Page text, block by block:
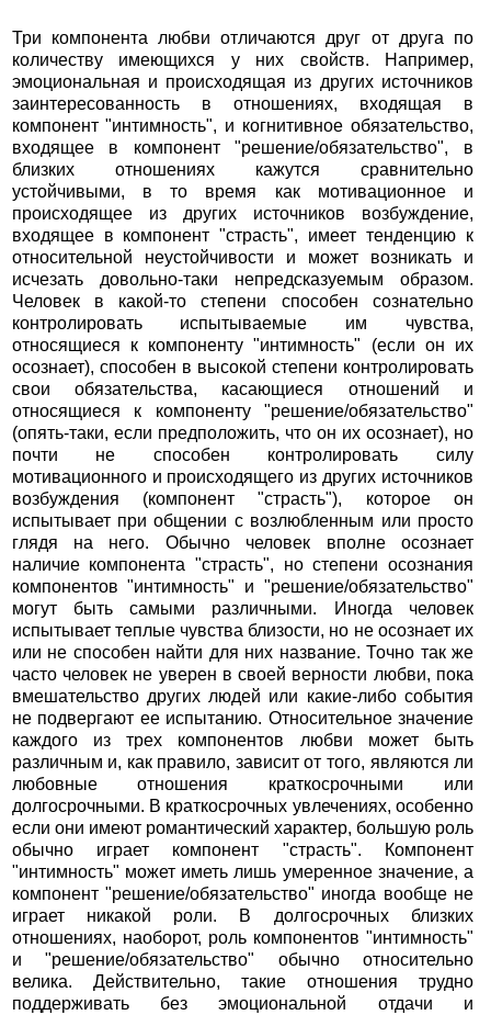
Три компонента любви отличаются друг от друга по
количеству имеющихся у них свойств. Например,
эмоциональная и происходящая из других источников
заинтересованность в отношениях, входящая в
компонент "интимность", и когнитивное обязательство,
входящее в компонент "решение/обязательство", в
близких отношениях кажутся сравнительно
устойчивыми, в то время как мотивационное и
происходящее из других источников возбуждение,
входящее в компонент "страсть", имеет тенденцию к
относительной неустойчивости и может возникать и
исчезать довольно-таки непредсказуемым образом.
Человек в какой-то степени способен сознательно
контролировать испытываемые им чувства,
относящиеся к компоненту "интимность" (если он их
осознает), способен в высокой степени контролировать
свои обязательства, касающиеся отношений и
относящиеся к компоненту "решение/обязательство"
(опять-таки, если предположить, что он их осознает), но
почти не способен контролировать силу
мотивационного и происходящего из других источников
возбуждения (компонент "страсть"), которое он
испытывает при общении с возлюбленным или просто
глядя на него. Обычно человек вполне осознает
наличие компонента "страсть", но степени осознания
компонентов "интимность" и "решение/обязательство"
могут быть самыми различными. Иногда человек
испытывает теплые чувства близости, но не осознает их
или не способен найти для них название. Точно так же
часто человек не уверен в своей верности любви, пока
вмешательство других людей или какие-либо события
не подвергают ее испытанию. Относительное значение
каждого из трех компонентов любви может быть
различным и, как правило, зависит от того, являются ли
любовные отношения краткосрочными или
долгосрочными. В краткосрочных увлечениях, особенно
если они имеют романтический характер, большую роль
обычно играет компонент "страсть". Компонент
"интимность" может иметь лишь умеренное значение, а
компонент "решение/обязательство" иногда вообще не
играет никакой роли. В долгосрочных близких
отношениях, наоборот, роль компонентов "интимность"
и "решение/обязательство" обычно относительно
велика. Действительно, такие отношения трудно
поддерживать без эмоциональной отдачи и